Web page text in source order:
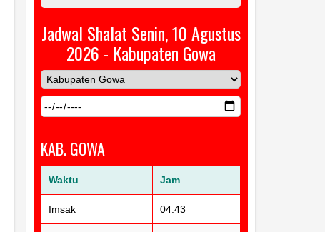
Jadwal Shalat Senin, 10 Agustus
2026 - Kabupaten Gowa
KAB. GOWA
Waktu Jam
Imsak 04:43